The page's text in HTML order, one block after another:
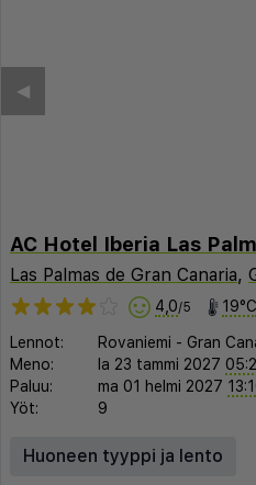
◀︎
AC Hotel Iberia Las
Las Palmas de Gran Canaria,
4,0/5 19°C
Lennot: Rovaniemi - Gran
Meno:
la 23 tammi 2027
Paluu:
ma 01 helmi 2027
Yöt:
9
Huoneen tyyppi ja lento